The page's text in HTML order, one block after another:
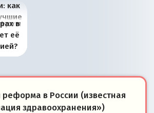
как
ок во
и
в
её
в России (известная
здравоохранения»)